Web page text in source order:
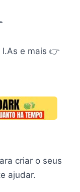
e mais 👉
criar o seus
ajudar.